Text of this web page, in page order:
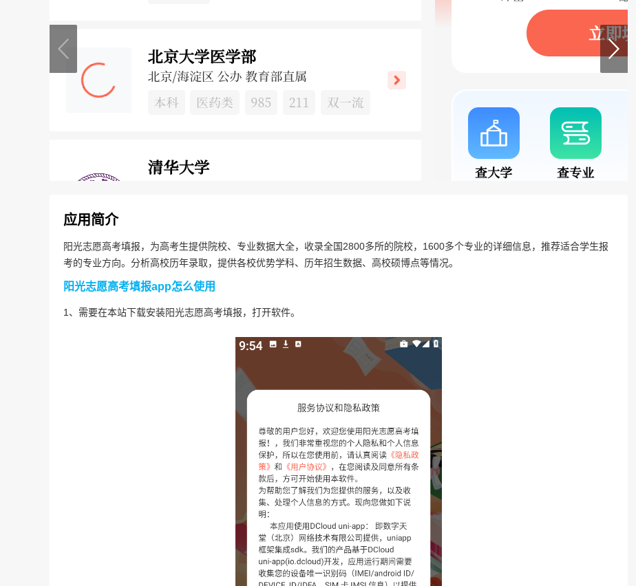
应用简介
阳光志愿高考填报，为高考生提供院校、专业数据大全，收录全国2800多所的院校，1600多个专业的详细信息，推荐适合学生报
考的专业方向。分析高校历年录取，提供各校优势学科、历年招生数据、高校硕博点等情况。
阳光志愿高考填报app怎么使用
1、需要在本站下载安装阳光志愿高考填报，打开软件。